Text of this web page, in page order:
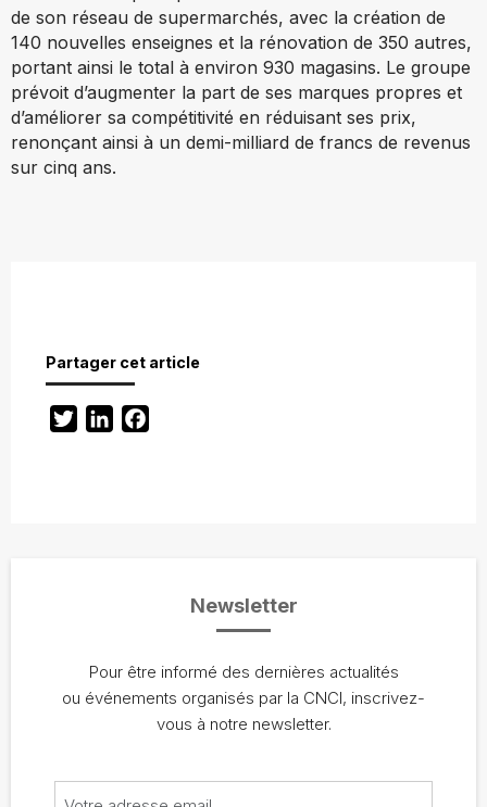
de son réseau de supermarchés, avec la création de
140 nouvelles enseignes et la rénovation de 350 autres,
portant ainsi le total à environ 930 magasins. Le groupe
prévoit d’augmenter la part de ses marques propres et
d’améliorer sa compétitivité en réduisant ses prix,
renonçant ainsi à un demi-milliard de francs de revenus
sur cinq ans.
Partager cet article
TwitterLinkedIn
Newsletter
Pour être informé des dernières actualités
ou événements organisés par la CNCI, inscrivez-
vous à notre newsletter.